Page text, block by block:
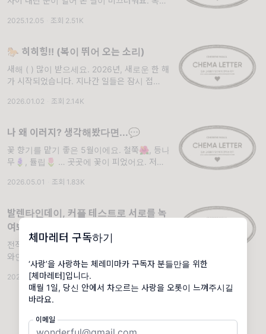
체마레터 구독하기
‘사랑’을 사랑하는 체레미마카 구독자 분들만을 위한
[체마레터]입니다.
매월 1일, 당신 안에서 차오르는 사랑을 오롯이 느껴주시길
바라요.
이메일
었는데요. (그래도 엉덩이를 살짝 박은 건 안 비
2025.12.05 조회 2.51K
🐎 히히힝!! (복이 뛰어 오는 소리)
새해 ( ) 많이 받으세요. 2026년, 새로운 한 해
가 시작되었습니다. 지나간 일들은 잠시 접어두
안한 시간들이 많아지면 좋겠어요. 구독자 님의
2026.01.02 조회 2.14K
나 왜 이러지? 생각해봤다면...💬
꽃 향기를 맡기 좋은 5월이에요. 철쭉🌺, 등나
무🪻, 튤립🌷 … 곳곳에 꽃이 피었어요. 저는
꽃 사진을 찍는 사람들을 보면 미소가 지어지더
2026.05.01 조회 1.83K
발렌타인데이, 커플 테스트로 서로를 녹
여봐요🫂
전직 소믈리에 Pick! 두쫀쿠 더 맛있게 만드는
와인. 발렌타인데이가 다가오고 있습니다. 2월
의 체마레터는 서로의 마음을 쫀득🧆하게 이어
줄 연애 밀착 특집으로 준비했어요. 우리 커플
의 친밀한 시간을 음미할 테스트 모음과 전직
소믈리에의
2026.02.06 · 조회 1.87K